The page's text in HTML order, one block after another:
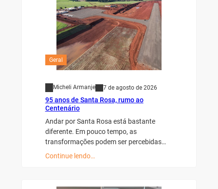
Geral
Micheli Armanje 7 de agosto de 2026
95 anos de Santa Rosa, rumo ao
Centenário
Andar por Santa Rosa está bastante
diferente. Em pouco tempo, as
transformações podem ser percebidas…
Continue lendo…